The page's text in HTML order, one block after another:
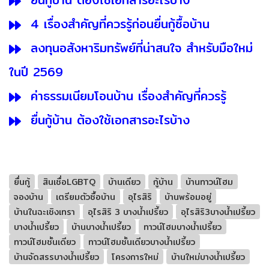
4 เรื่องสำคัญที่ควรรู้ก่อนยื่นกู้ซื้อบ้าน
ลงทุนอสังหาริมทรัพย์ที่น่าสนใจ สำหรับมือใหม่
ในปี 2569
ค่าธรรมเนียมโอนบ้าน เรื่องสำคัญที่ควรรู้
ยื่นกู้บ้าน ต้องใช้เอกสารอะไรบ้าง
ยื่นกู้ สินเชื่อLGBTQ บ้านเดียว กู้บ้าน
บ้านทาวน์โฮม
จองบ้าน
เตรียมตัวซื้อบ้าน อุไรสิริ
บ้านพร้อมอยู่
บ้านในฉะเชิงเทรา
อุไรสิริ 3 บางน้ำเปรี้ยว
อุไรสิริ3บางน้ำเปรี้ยว
บางน้ำเปรี้ยว
บ้านบางน้ำเปรี้ยว
ทาวน์โฮมบางน้ำเปรี้ยว
ทาวน์โฮมชั้นเดียว
ทาวน์โฮมชั้นเดียวบางน้ำเปรี้ยว
บ้านจัดสรรบางน้ำเปรี้ยว
โครงการใหม่ บ้านใหม่บางน้ำเปรี้ยว